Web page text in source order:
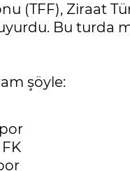
(TFF), Ziraat
Bu turda
şöyle: